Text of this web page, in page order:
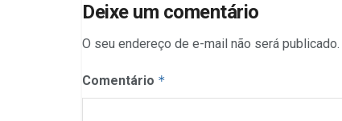
Deixe um comentário
O seu endereço de e-mail não será publicado.
Comentário *